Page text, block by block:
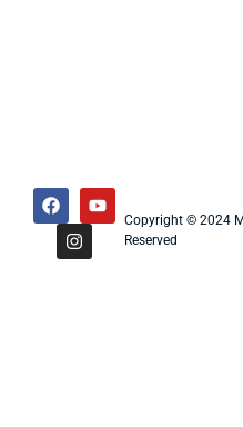
Copyright © 2024
Reserved